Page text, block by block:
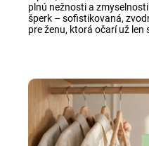
plnú nežnosti a
šperk – sofistikovaná,
pre ženu, ktorá očarí už